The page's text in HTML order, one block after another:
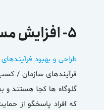
۵- افزایش مسئولیت پذیری
طراحی و بهبود
فرآیندهای سازمان /
گلوگاه ها کجا هستند
که افراد پاسخگو از